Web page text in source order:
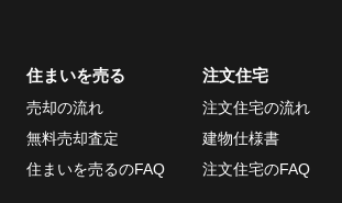
本方針
住まいを売る
売却の流れ
無料売却査定
住まいを売るのFAQ
注文住宅
注文住宅の流れ
建物仕様書
注文住宅のFAQ